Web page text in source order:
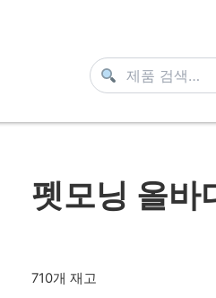
펫모닝 올바
710개 재고